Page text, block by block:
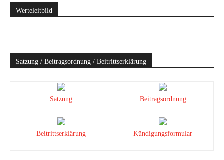
Werteleitbild
Satzung / Beitragsordnung / Beitrittserklärung
Satzung Beitragsordnung
Beitrittserklärung Kündigungsformular